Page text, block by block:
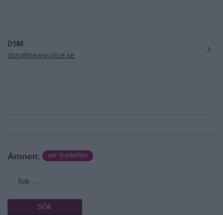
DSM
dsm@newsvoice.se
Ämnen: per frankelius